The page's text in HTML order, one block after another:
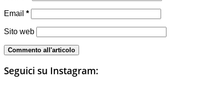
Email *
Sito web
Seguici su Instagram: